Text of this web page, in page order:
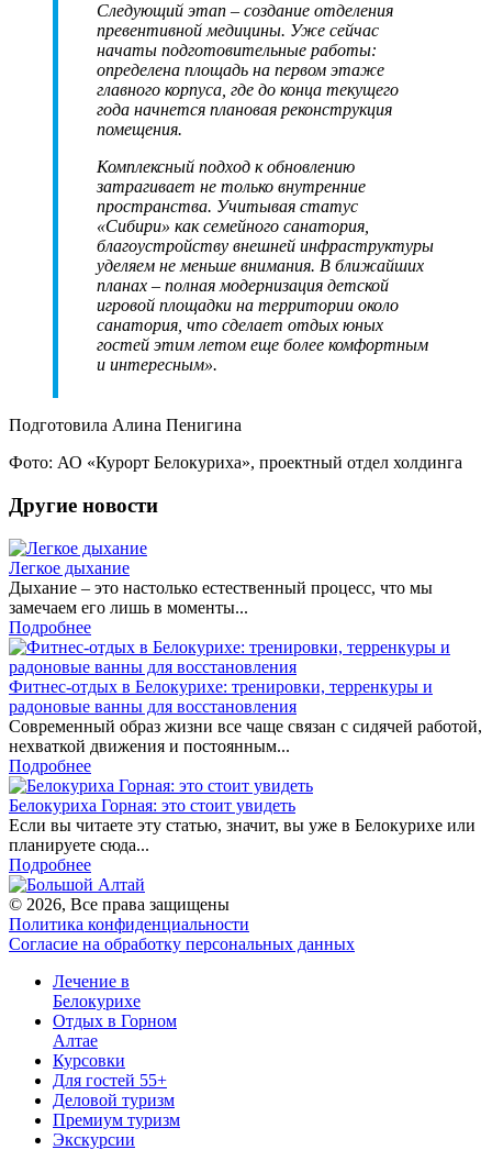
Следующий этап – создание отделения
превентивной медицины. Уже сейчас
начаты подготовительные работы:
определена площадь на первом этаже
главного корпуса, где до конца текущего
года начнется плановая реконструкция
помещения.
Комплексный подход к обновлению
затрагивает не только внутренние
пространства. Учитывая статус
«Сибири» как семейного санатория,
благоустройству внешней инфраструктуры
уделяем не меньше внимания. В ближайших
планах – полная модернизация детской
игровой площадки на территории около
санатория, что сделает отдых юных
гостей этим летом еще более комфортным
и интересным».
Подготовила Алина Пенигина
Фото: АО «Курорт Белокуриха», проектный отдел холдинга
Другие новости
Легкое дыхание
Дыхание – это настолько естественный процесс, что мы
замечаем его лишь в моменты...
Подробнее
Фитнес-отдых в Белокурихе: тренировки, терренкуры и
радоновые ванны для восстановления
Современный образ жизни все чаще связан с сидячей работой,
нехваткой движения и постоянным...
Подробнее
Белокуриха Горная: это стоит увидеть
Если вы читаете эту статью, значит, вы уже в Белокурихе или
планируете сюда...
Подробнее
© 2026, Все права защищены
Политика конфиденциальности
Согласие на обработку персональных данных
Лечение в
Белокурихе
Отдых в Горном
Алтае
Курсовки
Для гостей 55+
Деловой туризм
Премиум туризм
Экскурсии